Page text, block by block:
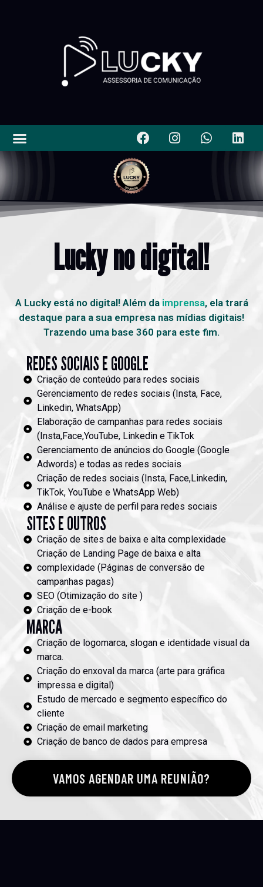
Lucky no digital!
A Lucky está no digital! Além da imprensa, ela trará
destaque para a sua empresa nas mídias digitais!
Trazendo uma base 360 para este fim.
REDES SOCIAIS E GOOGLE
Criação de conteúdo para redes sociais
Gerenciamento de redes sociais (Insta, Face,
Linkedin, WhatsApp)
Elaboração de campanhas para redes sociais
(Insta,Face,YouTube, Linkedin e TikTok
Gerenciamento de anúncios do Google (Google
Adwords) e todas as redes sociais
Criação de redes sociais (Insta, Face,Linkedin,
TikTok, YouTube e WhatsApp Web)
Análise e ajuste de perfil para redes sociais
SITES E OUTROS
Criação de sites de baixa e alta complexidade
Criação de Landing Page de baixa e alta
complexidade (Páginas de conversão de
campanhas pagas)
SEO (Otimização do site )
Criação de e-book
MARCA
Criação de logomarca, slogan e identidade visual da
marca.
Criação do enxoval da marca (arte para gráfica
impressa e digital)
Estudo de mercado e segmento específico do
cliente
Criação de email marketing
Criação de banco de dados para empresa
VAMOS AGENDAR UMA REUNIÃO?